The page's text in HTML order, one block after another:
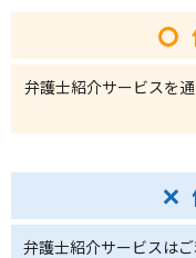
弁護士紹介サービスを
弁護士紹介サービスは